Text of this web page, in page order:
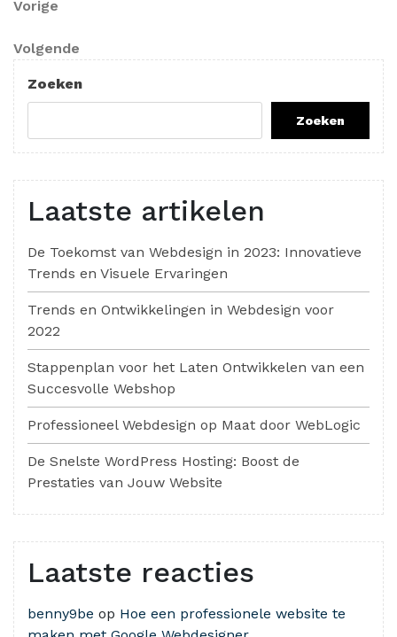
Berichtnavigatie
Vorig
Vorige
Volgend
bericht
Volgende
Zoeken
Zoeken
Laatste artikelen
De Toekomst van Webdesign in 2023: Innovatieve
Trends en Visuele Ervaringen
Trends en Ontwikkelingen in Webdesign voor
2022
Stappenplan voor het Laten Ontwikkelen van een
Succesvolle Webshop
Professioneel Webdesign op Maat door WebLogic
De Snelste WordPress Hosting: Boost de
Prestaties van Jouw Website
Laatste reacties
benny9be op Hoe een professionele website te